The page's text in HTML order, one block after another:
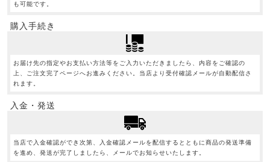
も可能です。
購入手続き
お届け先の指定やお支払い方法等をご入力いただきましたら、内容をご確認の
上、ご注文完了ページへお進みください。当店より受付確認メールが自動配信さ
れます。
入金・発送
当店で入金確認ができ次第、入金確認メールを配信するとともに商品の発送準備
を進め、発送が完了しましたら、メールでお知らせいたします。